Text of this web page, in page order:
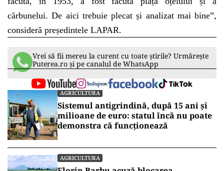
cărbunelui. De aici trebuie plecat și analizat mai bine”,
consideră președintele LAPAR.
Vrei să fii mereu la curent cu toate știrile? Urmărește
Puterea.ro și pe canalul de WhatsApp
AGRICULTURA
Sistemul antigrindină, după 15 ani și
milioane de euro: statul încă nu poate
demonstra că funcționează
AGRICULTURA